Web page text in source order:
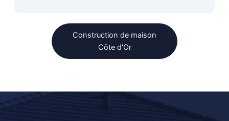
Construction de maison
Côte d'Or